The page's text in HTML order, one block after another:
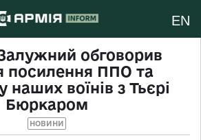
EN
обговорив
посилення ППО та
наших воїнів з Тьєрі
Бюркаром
НОВИНИ